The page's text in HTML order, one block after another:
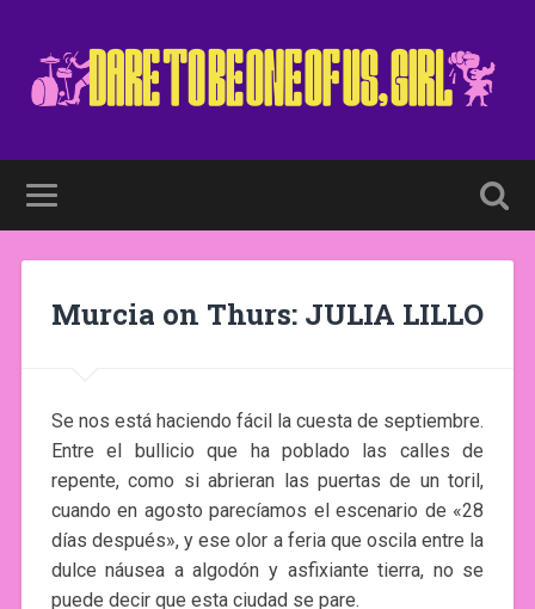
Murcia on Thurs: JULIA LILLO
Se nos está haciendo fácil la cuesta de septiembre.
Entre el bullicio que ha poblado las calles de
repente, como si abrieran las puertas de un toril,
cuando en agosto parecíamos el escenario de «28
días después», y ese olor a feria que oscila entre la
dulce náusea a algodón y asfixiante tierra, no se
puede decir que esta ciudad se pare.